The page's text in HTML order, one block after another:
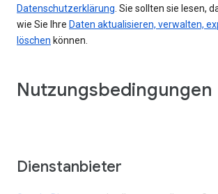
Datenschutzerklärung . Sie sollten sie lesen,
wie Sie Ihre Daten aktualisieren, verwalten,
löschen können.
Nutzungsbedingungen
Dienstanbieter